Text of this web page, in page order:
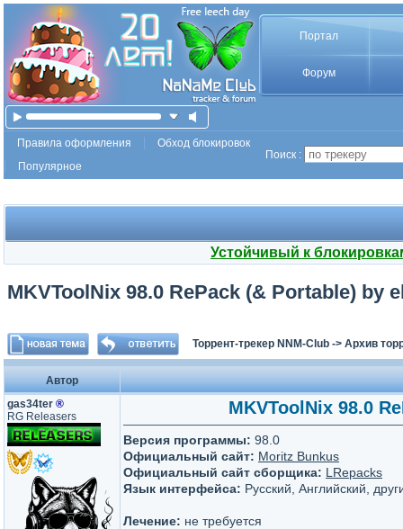
Портал
Форум
Правила оформления
Обход блокировок
Популярное
Поиск :
Устойчивый к
MKVToolNix 98.0 RePack (& Portable) by
Торрент-трекер NNM-Club -> Архив
Автор
gas34ter ®
RG Releasers
MKVToolNix 98.0
Версия программы: 98.0
Официальный сайт: Moritz Bunkus
Официальный сайт сборщика: LRepacks
Язык интерфейса: Русский, Английский,
Лечение: не требуется